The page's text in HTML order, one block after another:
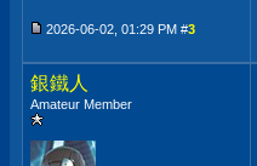
2026-06-02, 01:29 PM #3
銀鐵人
Amateur Member